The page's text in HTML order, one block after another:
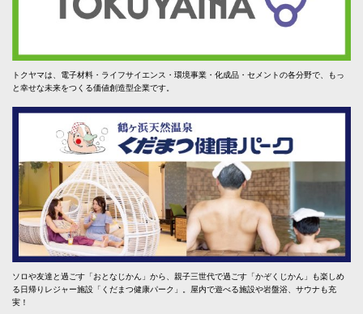
トクヤマは、電子材料・ライフサイエンス・環境事業・化成品・セメントの各分野で、もっ
と幸せな未来をつくる価値創造型企業です。
ソロや友達と過ごす「おとなじかん」から、親子三世代で過ごす「かぞくじかん」も楽しめ
る日帰りレジャー施設「くだまつ健康パーク」。屋内で遊べる施設や岩盤浴、サウナも充
実！